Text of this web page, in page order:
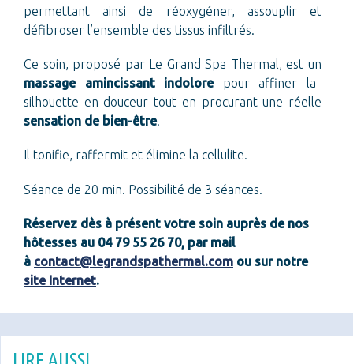
NUTRITION ET ACTIVITÉS PHYSIQUES
Activités physiques
STATION THERMALE DE BRIDES-LES-BAINS
Les thermes
EN FR
permettant ainsi de réoxygéner, assouplir et
défibroser l’ensemble des tissus infiltrés.
Ce soin, proposé par Le Grand Spa Thermal, est un
massage
amincissant indolorepour affiner la
silhouette en douceur tout en procurant une réelle
sensation de bien-être.
Il tonifie, raffermit et élimine la cellulite.
Séance de 20 min. Possibilité de 3 séances.
Réservez dès à présent votre soin auprès de nos
hôtesses au 04 79 55 26 70, par mail
à contact@legrandspathermal.com ou sur notre
site Internet.